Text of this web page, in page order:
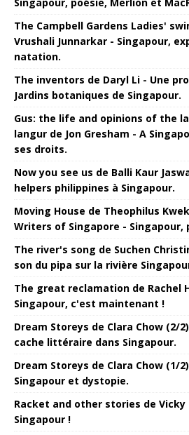
The Campbell Gardens Ladies'
Vrushali Junnarkar - Singapour,
natation.
The inventors de Daryl Li - Une
Jardins botaniques de Singapour.
Gus: the life and opinions of the
langur de Jon Gresham - A
ses droits.
Now you see us de Balli Kaur
helpers philippines à Singapour.
Moving House de Theophilus
Writers of Singapore -
The river's song de Suchen
son du pipa sur la rivière
The great reclamation de Rachel
Singapour, c'est maintenant !
Dream Storeys de Clara Chow (2/
cache littéraire dans Singapour.
Dream Storeys de Clara Chow (1/
Singapour et dystopie.
Racket and other stories de Vicky
Singapour !